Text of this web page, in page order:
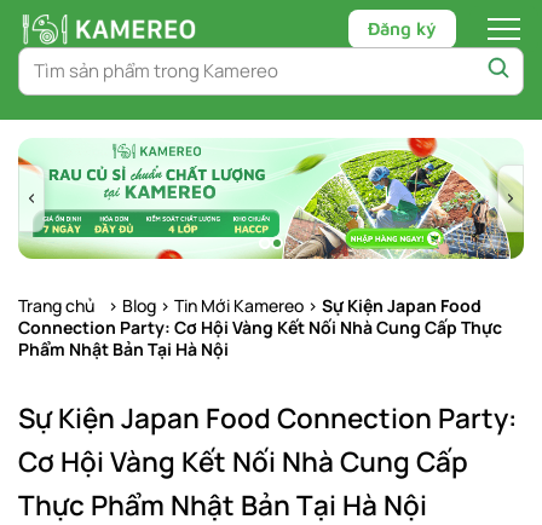
Chuyển
tới
nội
dung
Đăng ký
Trang chủ > Blog > Tin Mới Kamereo > Sự Kiện Japan Food
Connection Party: Cơ Hội Vàng Kết Nối Nhà Cung Cấp Thực
Phẩm Nhật Bản Tại Hà Nội
Sự Kiện Japan Food Connection Party:
Cơ Hội Vàng Kết Nối Nhà Cung Cấp
Thực Phẩm Nhật Bản Tại Hà Nội